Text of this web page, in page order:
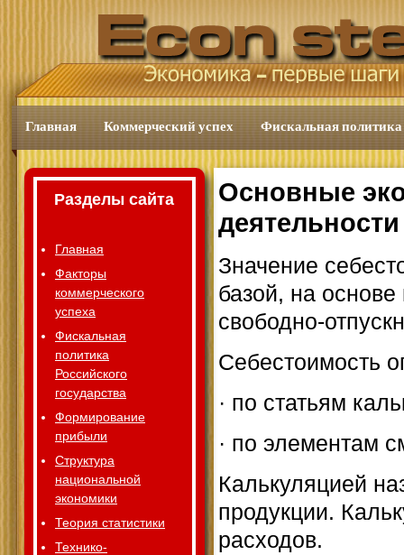
Главная Коммерческий успех Фискальная политика
Основные
Значение
базой, на основе
свободно-
Себестоимость
· по статьям
· по элементам
Калькуляцией
продукции.
расходов.
Разделы сайта
Главная
Факторы
коммерческого
успеха
Фискальная
политика
Российского
государства
Формирование
прибыли
Структура
национальной
экономики
Теория статистики
Технико-